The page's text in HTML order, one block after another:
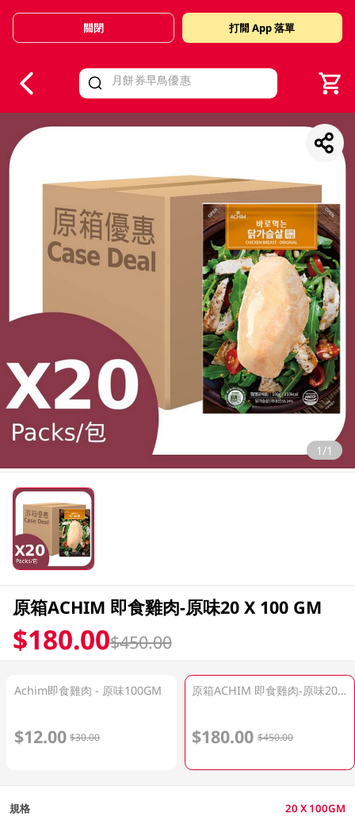
Valid Until 30 June 2026
關閉 打開 App 落單
1/1
原箱ACHIM 即食雞肉-原味20 X 100 GM
$180.00$450.00
Achim即食雞肉 - 原味100GM
$12.00 $30.00
原箱ACHIM 即食雞肉-原味20 X 100 GM
$180.00 $450.00
規格 20 X 100GM